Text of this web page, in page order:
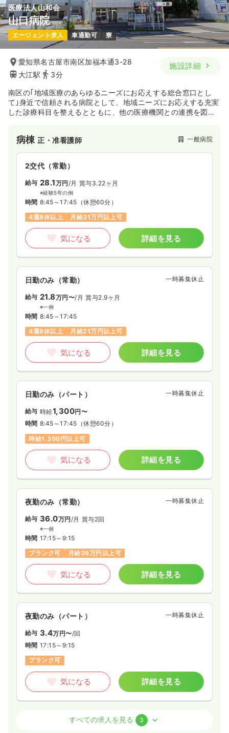
日勤のみ（パート） 一時募集休止
給与 時給1,300円
時間 8:30～17:30（休憩60分）
日祝休み
時給1,300円以上可
日勤のみ（常勤）
給与 21.7〜29.4
時間 8:30～17:30
土日祝休み
月給29万円以上可
気になる
医療法人山和会
山口病院
エージェント求人 車通勤可 寮
愛知県名古屋市南区加福本通3-28
大江駅
3分
施設詳細
南区の｢地域医療のあらゆるニーズにお応えする総合窓口とし
て｣身近で信頼される病院として、地域ニーズにお応えする充実
した診療科目を整えるとともに、他の医療機関との連携を図
較的多いですが、内科系疾患に加え今後は健康維持、病気の予
防にも力を入れています。救急指定病院として24時間体制で地
域の救急医療にも貢献しています。平成22年に病院機能評価を
認定されました。
病棟正・准看護師 一般病院
2交代（常勤）
給与 28.1万円 /月 賞与3.22ヶ月
※経験5年の例
時間 8:45～17:45 （休憩60分）
4週8休以上
月給31万円以上可
気になる 詳細を見る
日勤のみ（常勤） 一時募集休止
給与 21.8万円〜/月 賞与2.9ヶ月
※一例
時間 8:45～17:45
4週8休以上
月給21万円以上可
気になる 詳細を見る
日勤のみ（パート） 一時募集休止
給与 時給1,300円〜
時間 8:45～17:45 （休憩60分）
時給1,300円以上可
気になる 詳細を見る
夜勤のみ（常勤） 一時募集休止
給与 36.0万円 /月 賞与2回
※一例
時間 17:15～9:15
ブランク可
月給36万円以上可
気になる 詳細を見る
夜勤のみ（パート） 一時募集休止
給与 3.4万円〜/回
時間 17:15～9:15
ブランク可
気になる 詳細を見る
正・准看護師すべての求人を見る 3